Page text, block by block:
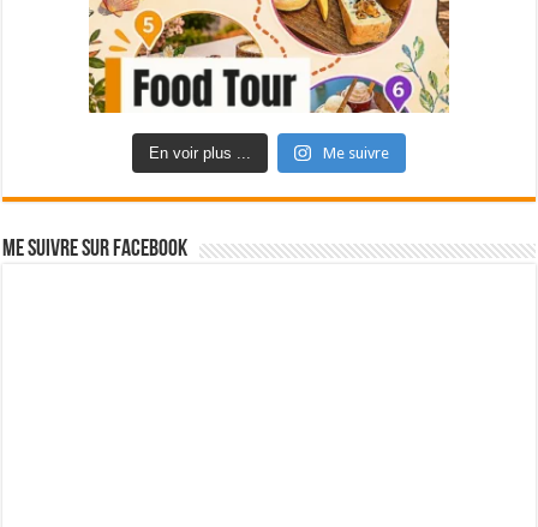
En voir plus ... Me suivre
Me suivre sur Facebook